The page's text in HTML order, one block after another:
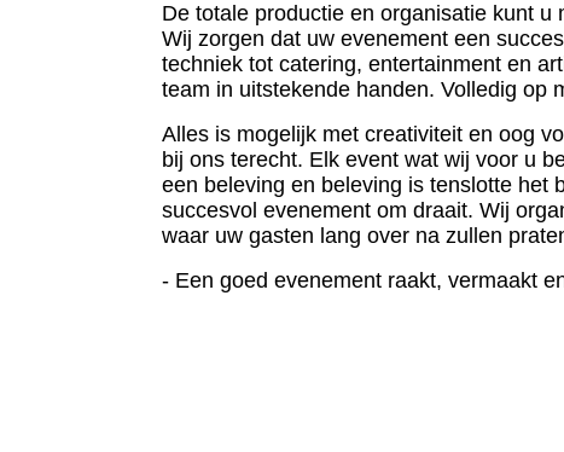
De totale productie en organisatie kunt
Wij zorgen dat uw evenement een
techniek tot catering, entertainment en
team in uitstekende handen. Volledig op
Alles is mogelijk met creativiteit en oog
bij ons terecht. Elk event wat wij voor u
een beleving en beleving is tenslotte het
succesvol evenement om draait. Wij
waar uw gasten lang over na zullen
- Een goed evenement raakt, vermaakt